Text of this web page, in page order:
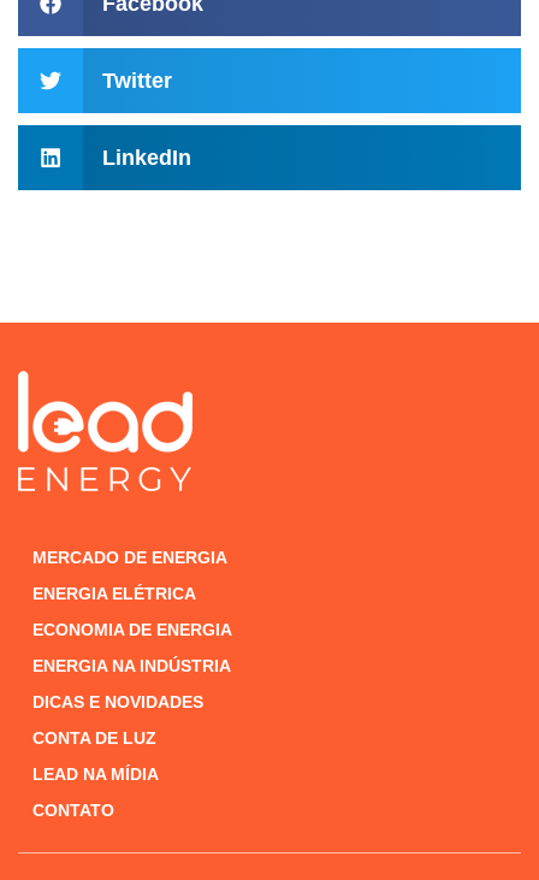
Twitter
LinkedIn
MERCADO DE ENERGIA
ENERGIA ELÉTRICA
ECONOMIA DE ENERGIA
ENERGIA NA INDÚSTRIA
DICAS E NOVIDADES
CONTA DE LUZ
LEAD NA MÍDIA
CONTATO